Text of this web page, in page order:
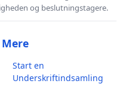
og beslutningstagere.
Mere
Start en
Underskriftindsamling